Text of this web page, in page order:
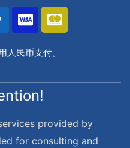
人民币支付。
provided by
for consulting and